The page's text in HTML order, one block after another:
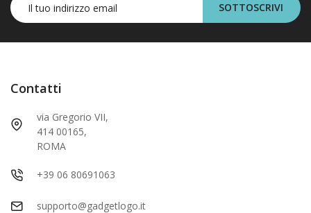
SOTTOSCRIVI
Contatti
via Gregorio VII,
414 00165,
ROMA
+39 06 80691063
supporto@gadgetlogo.it